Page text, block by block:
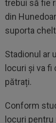
trebui să fie
din
suporta
Stadionul ar
locuri și va fi
pătrați.
Conform
locuri pentru